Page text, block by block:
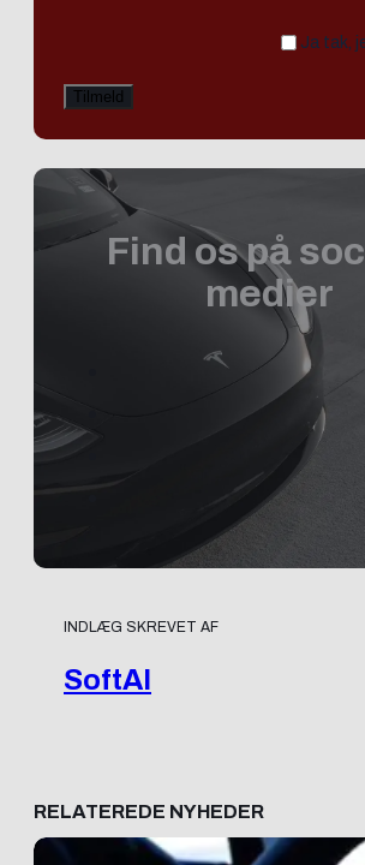
Ja tak,
Find os på
medier
INDLÆG SKREVET AF
SoftAI
RELATEREDE NYHEDER